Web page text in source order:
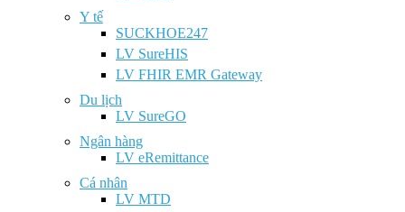
Y tế
SUCKHOE247
LV SureHIS
LV FHIR EMR Gateway
Du lịch
LV SureGO
Ngân hàng
LV eRemittance
Cá nhân
LV MTD